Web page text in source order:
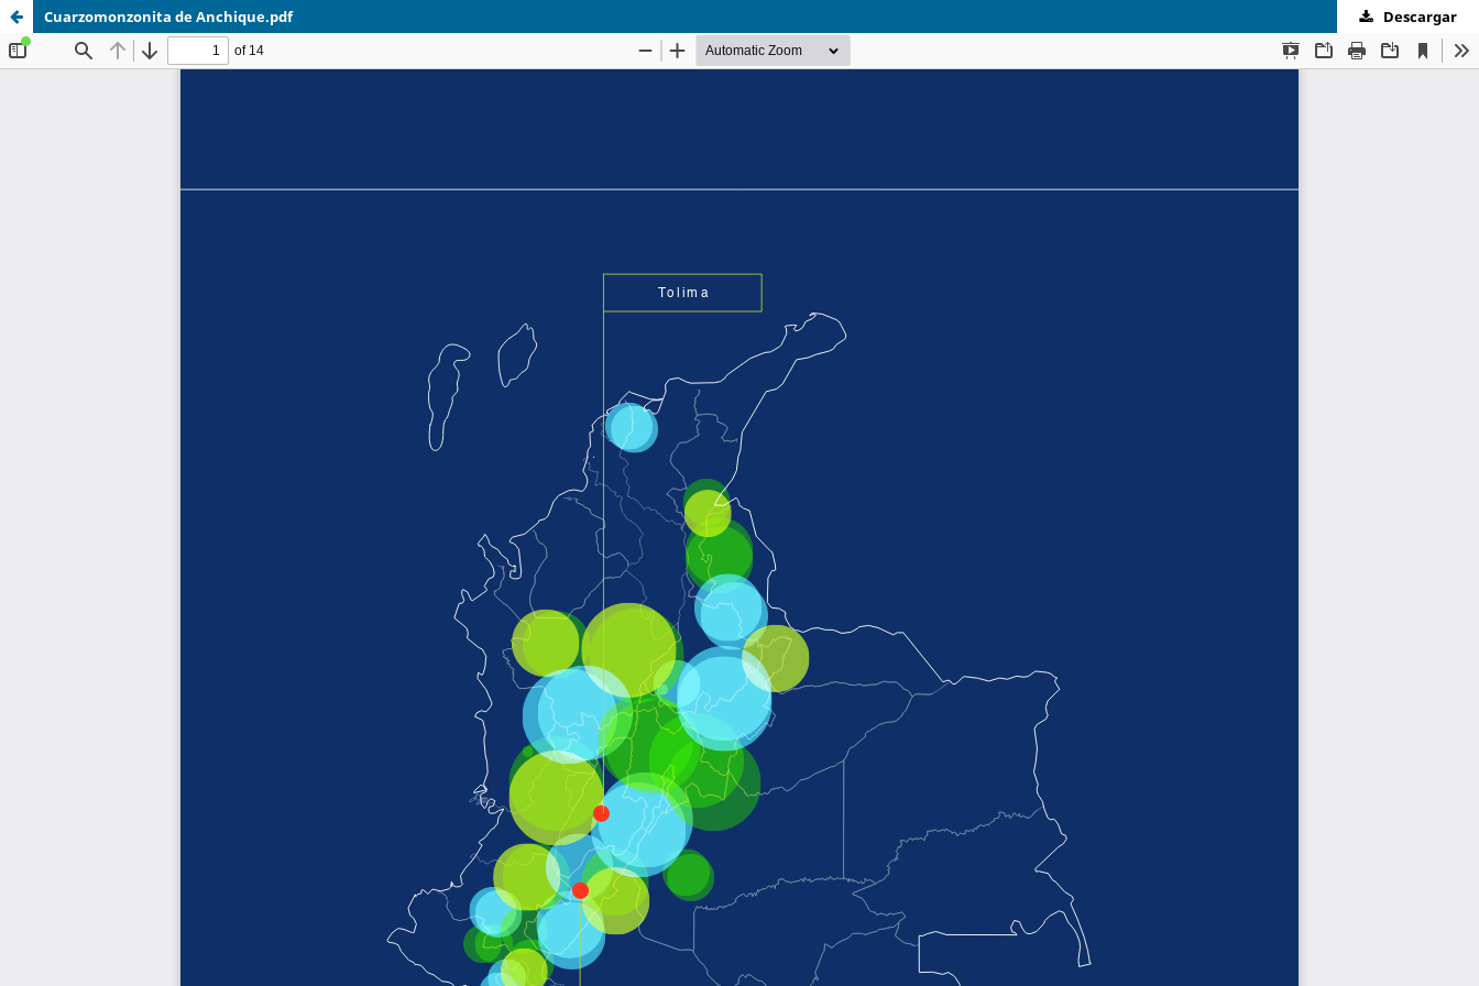
Cuarzomonzonita de Anchique.pdf Descargar